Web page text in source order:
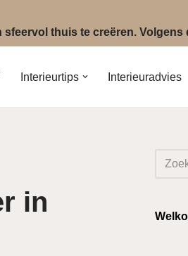
thuis te creëren.
Interieurtips Interieuradvies
in